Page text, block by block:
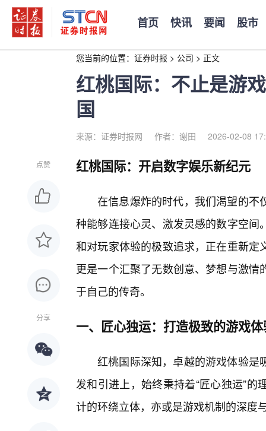
首页 快讯 要闻 股市
您当前的位置： 证券时报 > 公司 > 正文
红桃国际：不止是游
国
来源：证券时报网 作者：谢田 2026-02-08
点赞
分享
红桃国际：开启数字娱乐新纪元
在信息爆炸的时代，我们渴望的不
种能够连接心灵、激发灵感的数字空
和对玩家体验的极致追求，正在重新
更是一个汇聚了无数创意、梦想与激
于自己的传奇。
一、匠心独运：打造极致的游戏
红桃国际深知，卓越的游戏体验是
发和引进上，始终秉持着“匠心独运”
计的环绕立体，亦或是游戏机制的深度